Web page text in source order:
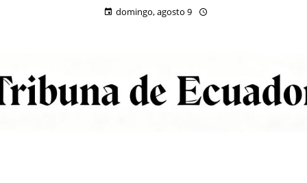
domingo, agosto 9